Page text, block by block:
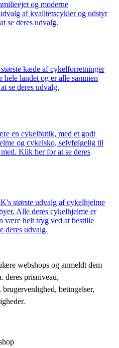
og moderne
af kvalitetscykler og udstyr
se deres udvalg.
kæde af cykelforretninger
landet og er alle sammen
se deres udvalg.
en cykelbutik, med et godt
og cykelsko, selvfølgelig til
Klik her for at se deres
største udvalg af cykelhjelme
Alle deres cykelhjelme er
være helt tryg ved at bestille
deres udvalg.
webshops og anmeldt dem
deres prisniveau,
betingelser,